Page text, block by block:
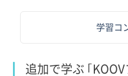
学習コ
追加で学ぶ ｢KOOV